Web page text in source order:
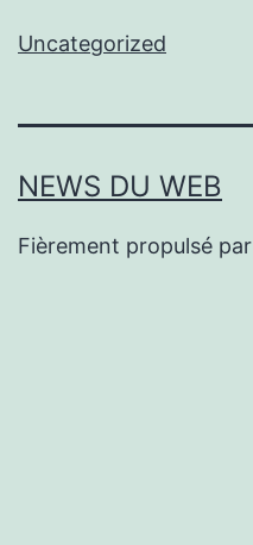
Uncategorized
NEWS DU WEB
Fièrement propulsé par